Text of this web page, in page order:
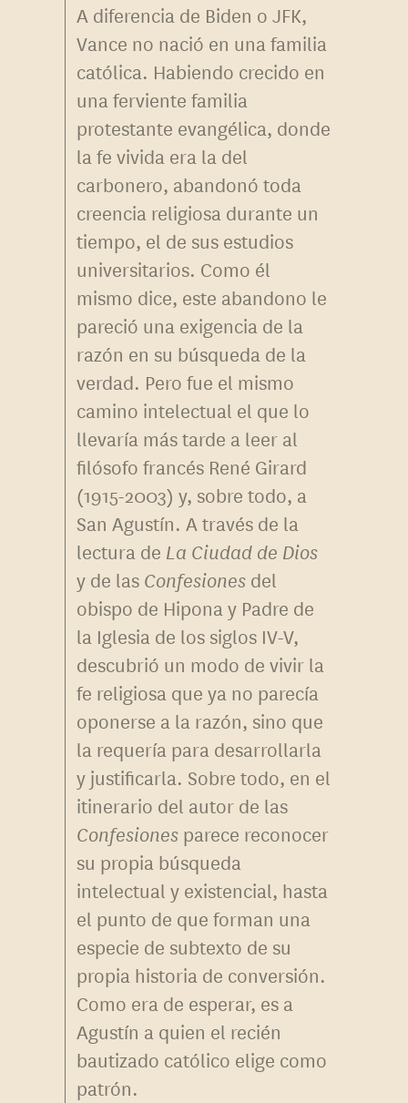
A diferencia de Biden o JFK,
Vance no nació en una familia
católica. Habiendo crecido en
una ferviente familia
protestante evangélica, donde
la fe vivida era la del
carbonero, abandonó toda
creencia religiosa durante un
tiempo, el de sus estudios
universitarios. Como él
mismo dice, este abandono le
pareció una exigencia de la
razón en su búsqueda de la
verdad. Pero fue el mismo
camino intelectual el que lo
llevaría más tarde a leer al
filósofo francés René Girard
(1915-2003) y, sobre todo, a
San Agustín. A través de la
lectura de La Ciudad de Dios
y de las Confesiones del
obispo de Hipona y Padre de
la Iglesia de los siglos IV-V,
descubrió un modo de vivir la
fe religiosa que ya no parecía
oponerse a la razón, sino que
la requería para desarrollarla
y justificarla. Sobre todo, en el
itinerario del autor de las
Confesiones parece reconocer
su propia búsqueda
intelectual y existencial, hasta
el punto de que forman una
especie de subtexto de su
propia historia de conversión.
Como era de esperar, es a
Agustín a quien el recién
bautizado católico elige como
patrón.